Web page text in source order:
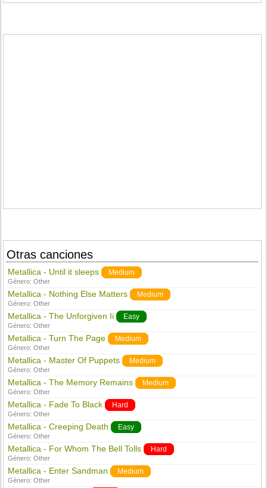
Otras canciones
Metallica - Until it sleeps Medium
Género:Other
Metallica - Nothing Else Matters Medium
Género:Other
Metallica - The Unforgiven Ii Easy
Género:Other
Metallica - Turn The Page Medium
Género:Other
Metallica - Master Of Puppets Medium
Género:Other
Metallica - The Memory Remains Medium
Género:Other
Metallica - Fade To Black Hard
Género:Other
Metallica - Creeping Death Easy
Género:Other
Metallica - For Whom The Bell Tolls Hard
Género:Other
Metallica - Enter Sandman Medium
Género:Other